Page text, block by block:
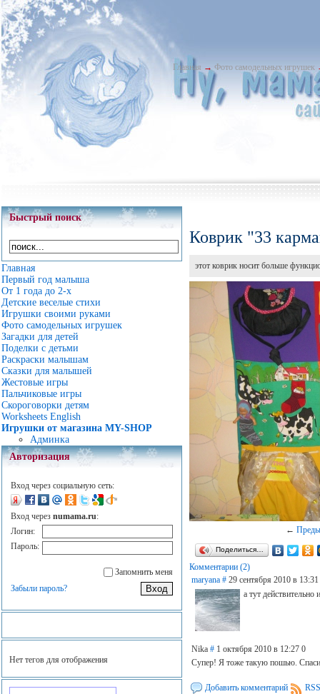
Главная → Фото самодельных игрушек
Быстрый поиск
Главная
Первый год малыша
От 1 года до 2-х
Детские веселые стихи
Игрушки своими руками
Фото самодельных игрушек
Загадки для детей
Поделки с детьми
Раскраски малышам
Сказки для малышей
Жестовые игры
Пальчиковые игры
Скороговорки детям
Worksheets English
Игрушки от магазина MY-SHOP
Админка
Авторизация
Вход через социальную сеть:
Вход через numama.ru:
Логин:
Пароль:
Запомнить меня
Забыли пароль?
Нет тегов для отображения
Коврик "33
этот коврик носит больше
←
Поделиться…
Комментарии (2)
maryana # 29 сентября 2010 в 13:31
а тут действительно
Nika# 1 октября 2010 в 12:27 0
Супер! Я тоже такую пошью.
Добавить комментарий